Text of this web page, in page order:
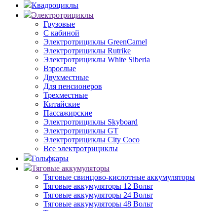
Квадроциклы
Электротрициклы
Грузовые
С кабиной
Электротрициклы GreenCamel
Электротрициклы Rutrike
Электротрициклы White Siberia
Взрослые
Двухместные
Для пенсионеров
Трехместные
Китайские
Пассажирские
Электротрициклы Skyboard
Электротрициклы GT
Электротрициклы City Coco
Все электротрициклы
Гольфкары
Тяговые аккумуляторы
Тяговые свинцово-кислотные аккумуляторы
Тяговые аккумуляторы 12 Вольт
Тяговые аккумуляторы 24 Вольт
Тяговые аккумуляторы 48 Вольт